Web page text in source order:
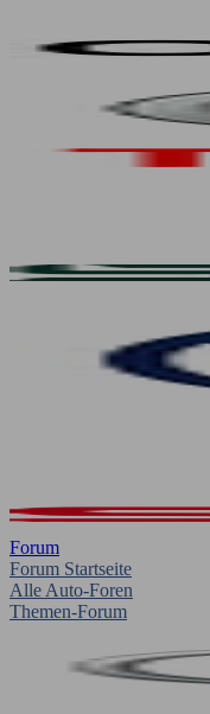
Forum
Forum Startseite
Alle Auto-Foren
Themen-Forum